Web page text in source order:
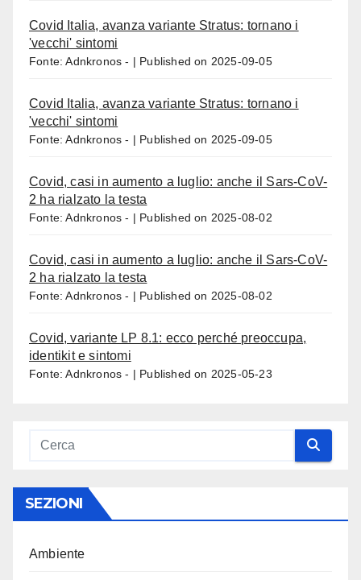
Covid Italia, avanza variante Stratus: tornano i
'vecchi' sintomi
Fonte: Adnkronos - Published on 2025-09-05
Covid Italia, avanza variante Stratus: tornano i
'vecchi' sintomi
Fonte: Adnkronos - Published on 2025-09-05
Covid, casi in aumento a luglio: anche il Sars-CoV-
2 ha rialzato la testa
Fonte: Adnkronos - Published on 2025-08-02
Covid, casi in aumento a luglio: anche il Sars-CoV-
2 ha rialzato la testa
Fonte: Adnkronos - Published on 2025-08-02
Covid, variante LP 8.1: ecco perché preoccupa,
identikit e sintomi
Fonte: Adnkronos - Published on 2025-05-23
SEZIONI
Ambiente